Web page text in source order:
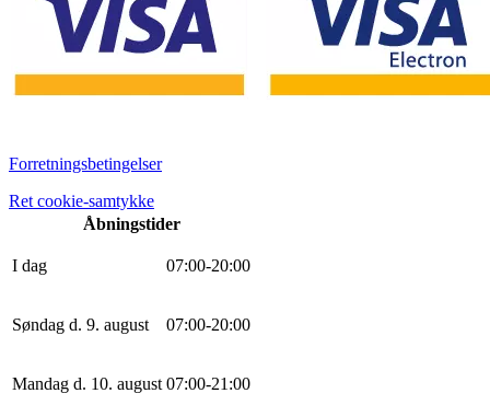
Forretningsbetingelser
Ret cookie-samtykke
Åbningstider
I dag 07:00-20:00
Søndag d. 9. august 07:00-20:00
Mandag d. 10. august 07:00-21 :00